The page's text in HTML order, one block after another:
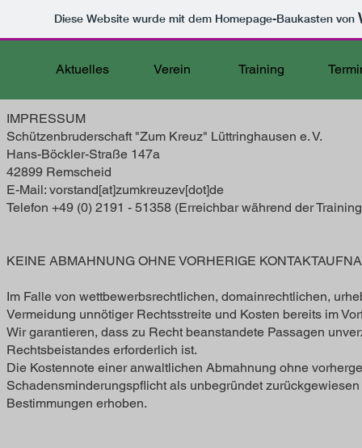
Diese Website wurde mit dem Homepage-Baukasten von
Aktuelles Verein Training
IMPRESSUM
Schützenbruderschaft "Zum Kreuz" Lüttringhausen e. V.
Hans-Böckler-Straße 147a
42899 Remscheid
E-Mail: vorstand[at]zumkreuzev[dot]de
Telefon +49 (0) 2191 - 51358 (Erreichbar während der
KEINE ABMAHNUNG OHNE VORHERIGE
Im Falle von wettbewerbsrechtlichen, domainrechtlichen,
Vermeidung unnötiger Rechtsstreite und Kosten bereits im
Wir garantieren, dass zu Recht beanstandete Passagen
Rechtsbeistandes erforderlich ist.
Die Kostennote einer anwaltlichen Abmahnung ohne
Schadensminderungspflicht als unbegründet
Bestimmungen erhoben.